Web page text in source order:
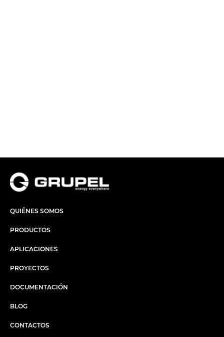
QUIÉNES SOMOS
PRODUCTOS
APLICACIONES
PROYECTOS
DOCUMENTACIÓN
BLOG
CONTACTOS